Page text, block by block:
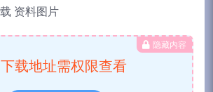
隐藏内容
下载地址需权限查看